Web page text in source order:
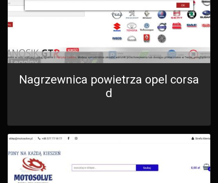
Nagrzewnica powietrza opel corsa
d